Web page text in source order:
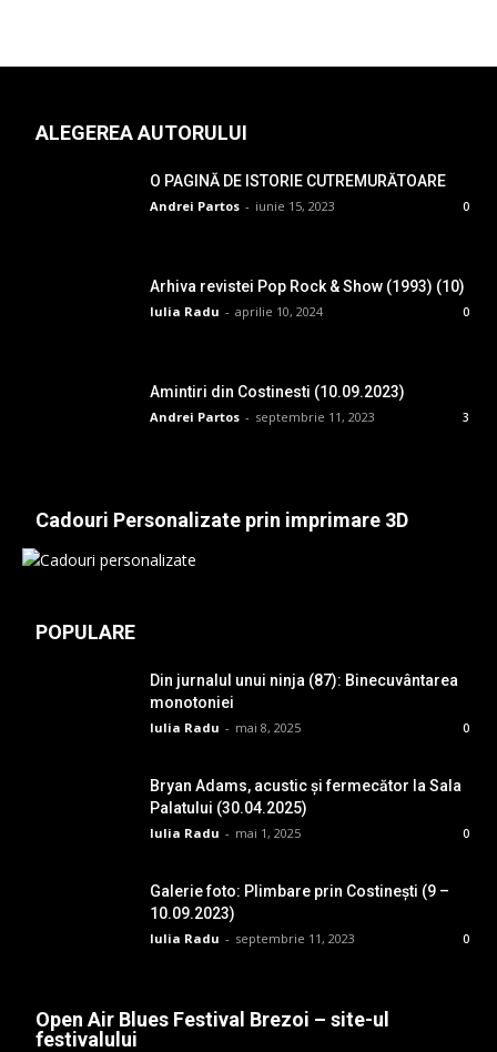
ALEGEREA AUTORULUI
O PAGINĂ DE ISTORIE CUTREMURĂTOARE
Andrei Partos - iunie 15, 2023 0
Arhiva revistei Pop Rock & Show (1993) (10)
Iulia Radu - aprilie 10, 2024 0
Amintiri din Costinesti (10.09.2023)
Andrei Partos - septembrie 11, 2023 3
Cadouri Personalizate prin imprimare 3D
POPULARE
Din jurnalul unui ninja (87): Binecuvântarea
monotoniei
Iulia Radu - mai 8, 2025 0
Bryan Adams, acustic și fermecător la Sala
Palatului (30.04.2025)
Iulia Radu - mai 1, 2025 0
Galerie foto: Plimbare prin Costinești (9 –
10.09.2023)
Iulia Radu - septembrie 11, 2023 0
Open Air Blues Festival Brezoi – site-ul
festivalului